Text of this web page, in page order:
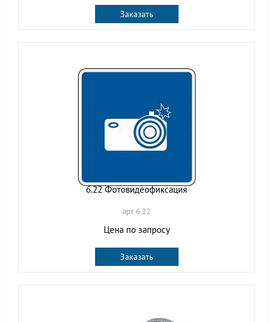
Заказать
6.22 Фотовидеофиксация
арт. 6.22
Цена по запросу
Заказать